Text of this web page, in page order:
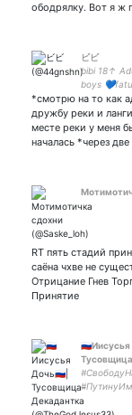
ободрялку. Вот я ж
ビビ
bibi 18↑
boys
prettiest gf
*смотрю на то как
дружбу реки и
месте реки у меня
началась *через
RT пять стадий
саёна чхве не
Отрицание Гнев
Принятие
🇷🇺Иисусья